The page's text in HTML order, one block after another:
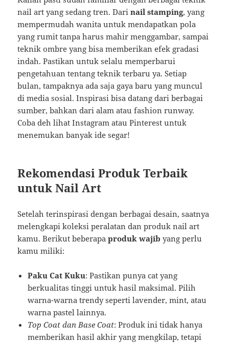
nail art yang sedang tren. Darinail stamping, yang
mempermudah wanita untuk mendapatkan pola
yang rumit tanpa harus mahir menggambar, sampai
teknik ombre yang bisa memberikan efek gradasi
indah. Pastikan untuk selalu memperbarui
pengetahuan tentang teknik terbaru ya. Setiap
bulan, tampaknya ada saja gaya baru yang muncul
di media sosial. Inspirasi bisa datang dari berbagai
sumber, bahkan dari alam atau fashion runway.
Coba deh lihat Instagram atau Pinterest untuk
menemukan banyak ide segar!
Rekomendasi Produk Terbaik
untuk Nail Art
Setelah terinspirasi dengan berbagai desain, saatnya
melengkapi koleksi peralatan dan produk nail art
kamu. Berikut beberapaproduk wajib yang perlu
kamu miliki:
Paku Cat Kuku: Pastikan punya cat yang
berkualitas tinggi untuk hasil maksimal. Pilih
warna-warna trendy seperti lavender, mint, atau
warna pastel lainnya.
Top Coat dan Base Coat: Produk ini tidak hanya
memberikan hasil akhir yang mengkilap, tetapi